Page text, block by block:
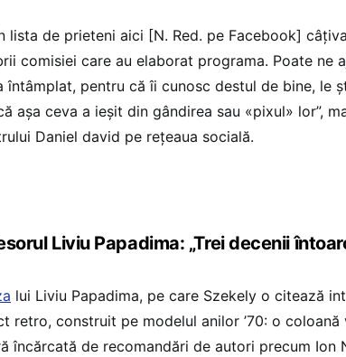
lista de prieteni aici [N. Red. pe Facebook]
comisiei care au elaborat programa. Poate ne
întâmplat, pentru că îi cunosc destul de bine, le
așa ceva a ieșit din gândirea sau «pixul» lor”,
Daniel david pe rețeaua socială.
Liviu Papadima: „Trei decenii
lui Liviu Papadima, pe care Szekely o citează
retro, construit pe modelul anilor ’70: o
încărcată de recomandări de autori precum Ion